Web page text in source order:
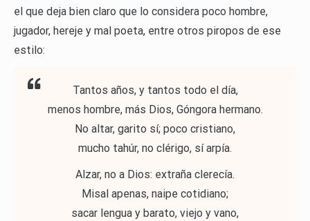
el que deja bien claro que lo considera poco hombre,
jugador, hereje y mal poeta, entre otros piropos de ese
estilo:
Tantos años, y tantos todo el día,
menos hombre, más Dios, Góngora hermano.
No altar, garito sí; poco cristiano,
mucho tahúr, no clérigo, sí arpía.
Alzar, no a Dios: extraña clerecía.
Misal apenas, naipe cotidiano;
sacar lengua y barato, viejo y vano,